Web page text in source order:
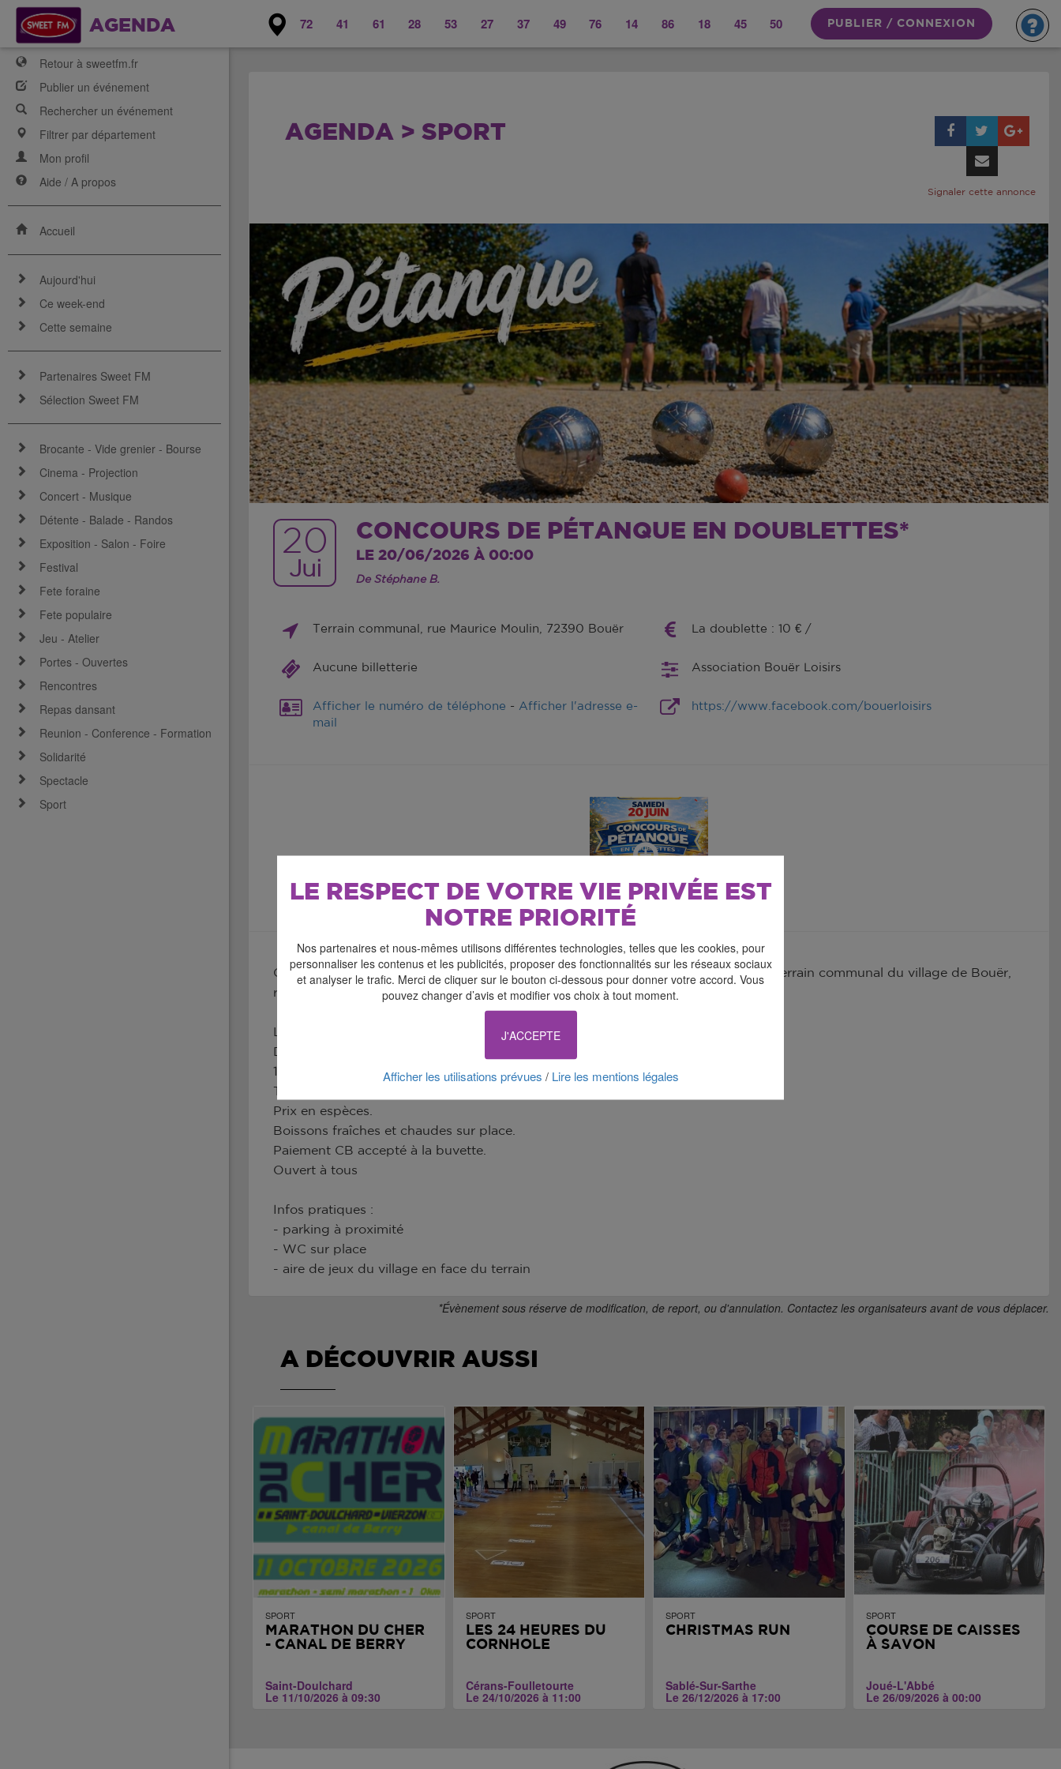
LE RESPECT DE VOTRE VIE PRIVÉE EST
NOTRE PRIORITÉ
Nos partenaires et nous-mêmes utilisons différentes technologies, telles que les cookies, pour
personnaliser les contenus et les publicités, proposer des fonctionnalités sur les réseaux sociaux
et analyser le trafic. Merci de cliquer sur le bouton ci-dessous pour donner votre accord. Vous
pouvez changer d’avis et modifier vos choix à tout moment.
J'ACCEPTE
Afficher les utilisations prévues / Lire les mentions légales
AGENDA 72 41 61 28 53 27 37 49 76 14 86 18 45 50 PUBLIER / CONNEXION
Retour à sweetfm.fr
Publier un événement
Rechercher un événement
Filtrer par département
Mon profil
Aide / A propos
Accueil
Aujourd'hui
Ce week-end
Cette semaine
Partenaires Sweet FM
Sélection Sweet FM
Brocante - Vide grenier - Bourse
Cinema - Projection
Concert - Musique
Détente - Balade - Randos
Exposition - Salon - Foire
Festival
Fete foraine
Fete populaire
Jeu - Atelier
Portes - Ouvertes
Rencontres
Repas dansant
Reunion - Conference - Formation
Solidarité
Spectacle
Sport
AGENDA > SPORT
Signaler cette annonce
20
Jui
CONCOURS DE PÉTANQUE EN DOUBLETTES*
LE 20/06/2026 À 00:00
De Stéphane B.
Terrain communal, rue Maurice Moulin, 72390 Bouër La doublette : 10 € /
Aucune billetterie Association Bouër Loisirs
Afficher le numéro de téléphone - Afficher l'adresse e-
mail
https://www.facebook.com/bouerloisirs
Organisé par l’association Bouër Loisirs, le concours de pétanque aura lieu sur le terrain communal du village de Bouër,
rue Maurice Moulin.
Les organisateurs vous accueilleront à partir de 13 h 30 pour les inscriptions.
Début du concours à 14 h 00.
10 € la doublette.
Tous engagements remis en jeu.
Prix en espèces.
Boissons fraîches et chaudes sur place.
Paiement CB accepté à la buvette.
Ouvert à tous
Infos pratiques :
- parking à proximité
- WC sur place
- aire de jeux du village en face du terrain
*Évènement sous réserve de modification, de report, ou d'annulation. Contactez les organisateurs avant de vous déplacer.
A DÉCOUVRIR AUSSI
SPORT
MARATHON DU CHER
- CANAL DE BERRY
Saint-Doulchard
Le 11/10/2026 à 09:30
SPORT
LES 24 HEURES DU
CORNHOLE
Cérans-Foulletourte
Le 24/10/2026 à 11:00
SPORT
CHRISTMAS RUN
Sablé-Sur-Sarthe
Le 26/12/2026 à 17:00
SPORT
COURSE DE CAISSES
À SAVON
Joué-L'Abbé
Le 26/09/2026 à 00:00